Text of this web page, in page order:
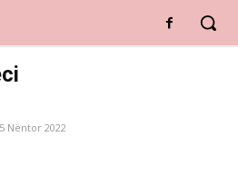
Nëntor 2022